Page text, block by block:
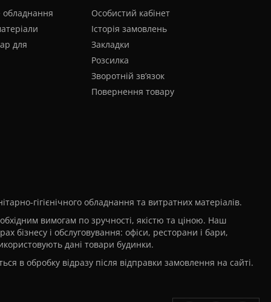
обладнання
для
Особистий кабінет
Історія замовлень
Закладки
Розсилка
Зворотній зв’язок
Повернення товару
гігієнічного обладнання та витратних матеріалів.
вимогам по зручності, якістю та ціною. Наш
бізнесу і обслуговування: офіси, ресторани і бари,
дані товари будинки.
в обробку відразу після відправки замовлення на сайті.